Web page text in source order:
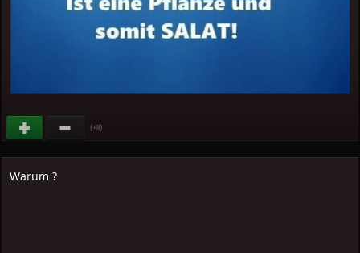
(+8)
Warum ?